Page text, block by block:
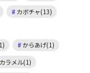
カボチャ(13)
からあげ(1)
カラメル(1)